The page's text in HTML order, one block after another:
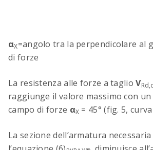
αX=angolo tra la perpendicolare al
di forze
La resistenza alle forze a taglioV
raggiunge il valore massimo con
campo di forze αX = 45° (fig. 5,
La sezione dell’armatura necessaria